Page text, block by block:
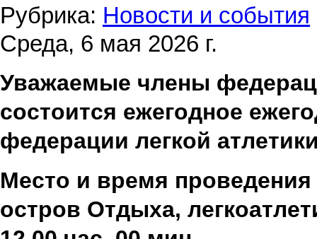
Рубрика: Новости и события
Среда, 6 мая 2026 г.
Уважаемые члены
состоится ежегодное
федерации легкой
Место и время проведения
остров Отдыха,